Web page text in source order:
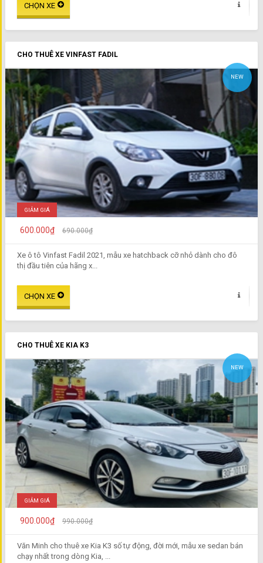
CHO THUÊ XE VINFAST FADIL
NEW
GIẢM GIÁ
600.000₫ 690.000₫
Xe ô tô Vinfast Fadil 2021, mẫu xe hatchback cỡ nhỏ dành cho đô
thị đầu tiên của hãng x...
CHO THUÊ XE KIA K3
NEW
GIẢM GIÁ
900.000₫ 990.000₫
Văn Minh cho thuê xe Kia K3 số tự động, đời mới, mẫu xe sedan bán
chạy nhất trong dòng Kia, ...